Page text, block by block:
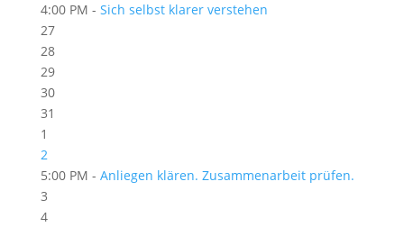
4:00 PM - Sich selbst klarer verstehen
27
28
29
30
31
1
2
5:00 PM - Anliegen klären. Zusammenarbeit prüfen.
3
4